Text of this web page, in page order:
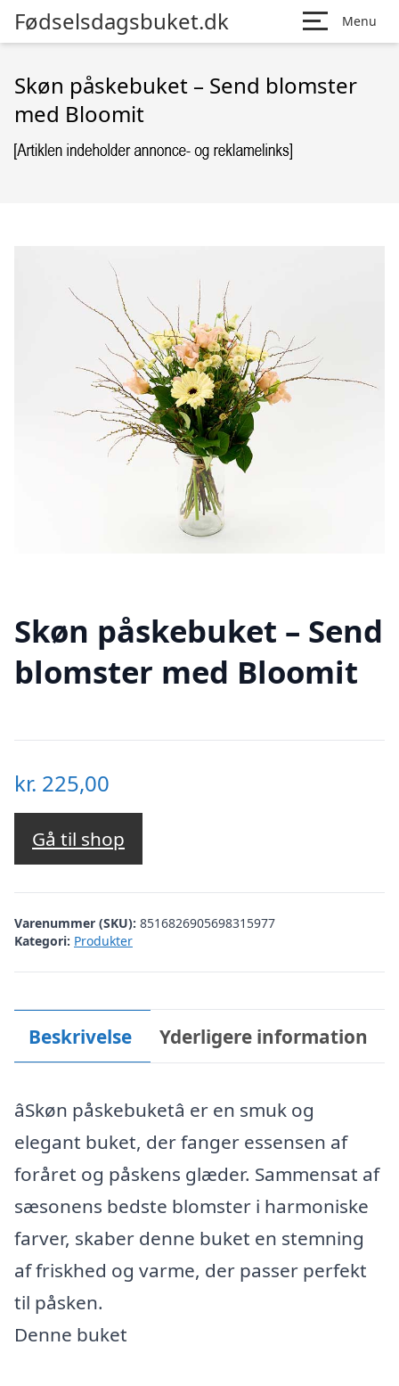
Fødselsdagsbuket.dk Menu
Skøn påskebuket – Send blomster
med Bloomit
Skøn påskebuket – Send
blomster med Bloomit
kr. 225,00
Gå til shop
Varenummer (SKU): 8516826905698315977
Kategori: Produkter
Beskrivelse Yderligere information
âSkøn påskebuketâ er en smuk og
elegant buket, der fanger essensen af
foråret og påskens glæder. Sammensat af
sæsonens bedste blomster i harmoniske
farver, skaber denne buket en stemning
af friskhed og varme, der passer perfekt
til påsken.
Denne buket